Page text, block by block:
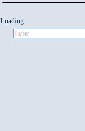
Loading